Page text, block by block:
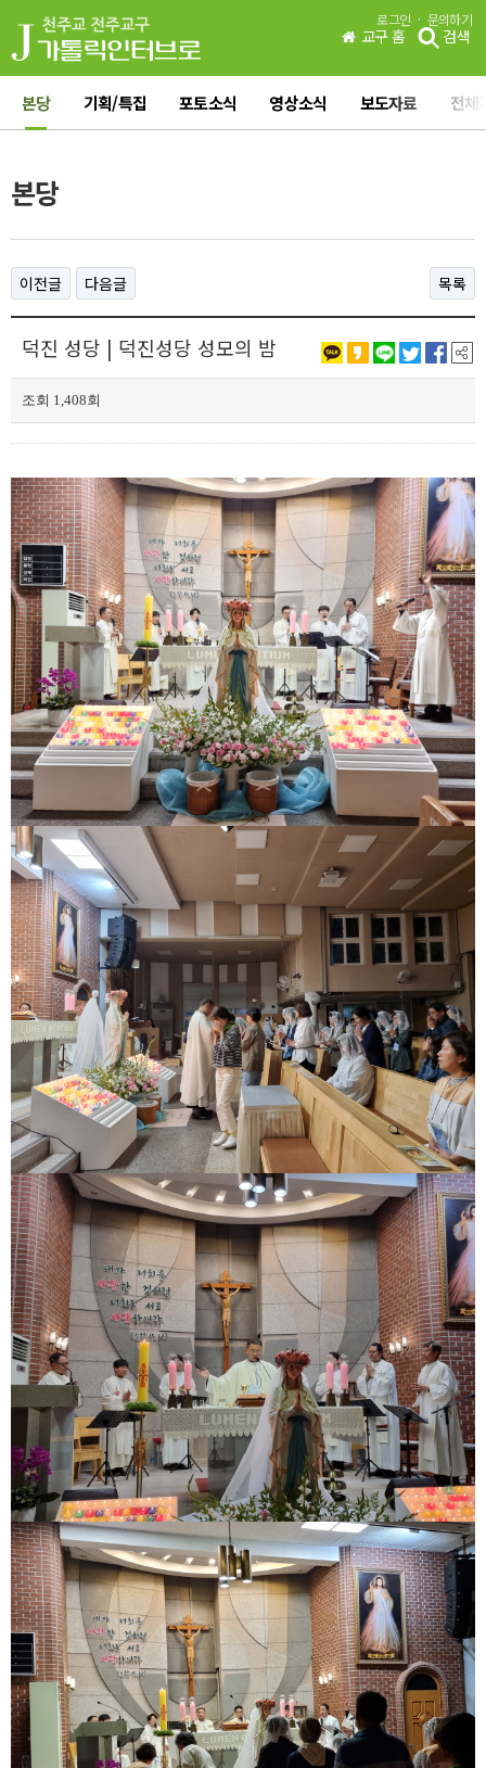
로그인 · 문의하기
교구 홈 검색
본당 기획/특집 포토소식 영상소식 보도자료 전체
본당
이전글 다음글 목록
덕진 성당 | 덕진성당 성모의 밤
조회 1,408회